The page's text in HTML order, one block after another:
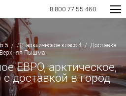
8 800 77 55 460
5 / ДТ арктическое класс 4 / Доставка
Верхняя Пышма
ЕВРО, арктическое,
доставкой в город